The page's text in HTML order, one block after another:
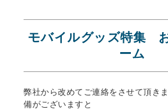
モバイルグッズ特集
ーム
弊社から改めてご連絡をさせて頂き
備がございますと